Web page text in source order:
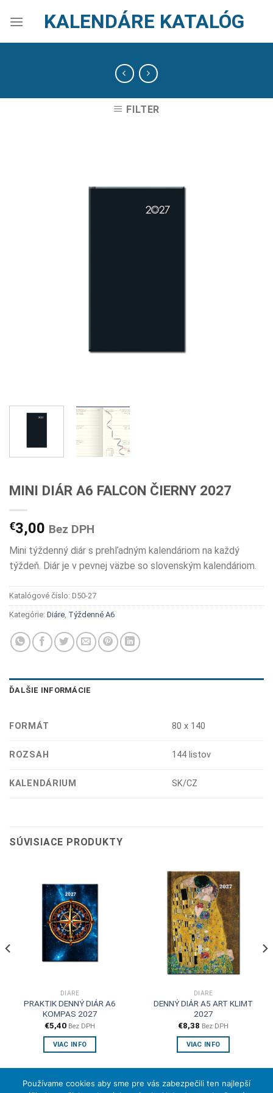
KALENDÁRE KATALÓG
FILTER
MINI DIÁR A6 FALCON ČIERNY 2027
€3,00 Bez DPH
Mini týždenný diár s prehľadným kalendáriom na každý
týždeň. Diár je v pevnej väzbe so slovenským kalendáriom.
Katalógové číslo: D50-27
Kategórie: Diáre Týždenné A6
ĎALŠIE INFORMÁCIE
FORMÁT 80 x 140
ROZSAH 144 listov
KALENDÁRIUM SK/CZ
SÚVISIACE PRODUKTY
DIÁRE
PRAKTIK DENNÝ DIÁR A6
KOMPAS 2027
€5,40 Bez DPH
VIAC INFO
DIÁRE
DENNÝ DIÁR A5 ART KLIMT
2027
€8,38 Bez DPH
VIAC INFO
Používame cookies aby sme pre vás zabezpečili ten najlepší